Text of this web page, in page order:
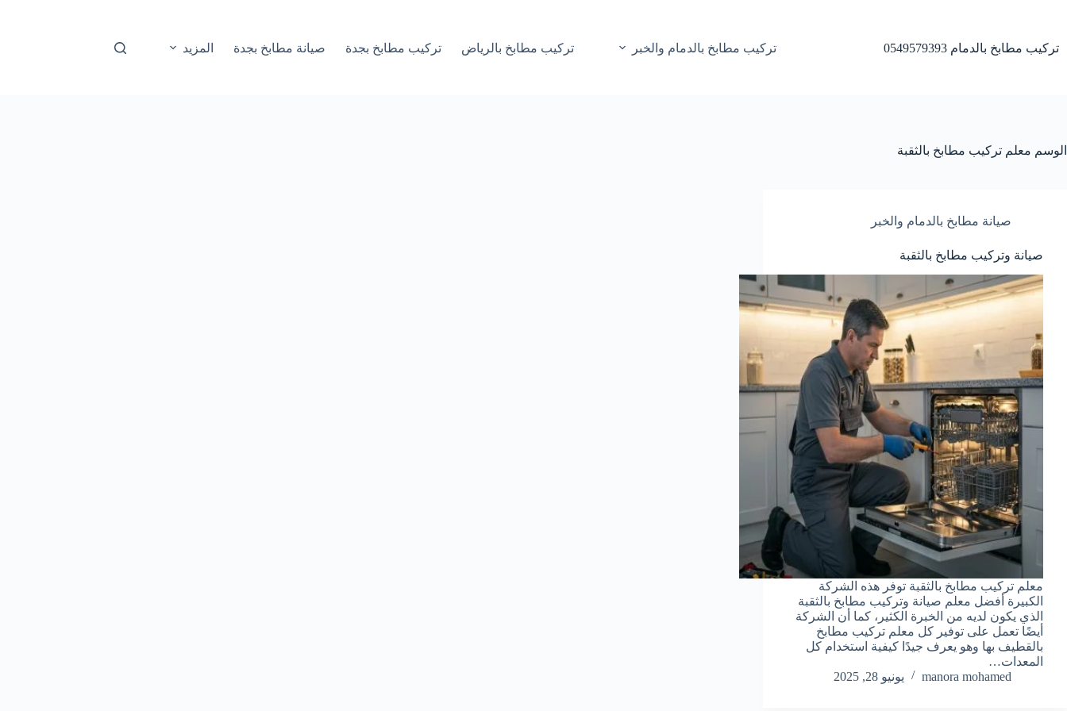
تركيب مطابخ بالدمام 0549579393 تركيب مطابخ بالدمام والخبر تركيب مطابخ بالرياض تركيب مطابخ بجدة صيانة مطابخ بجدة المزيد
الوسم معلم تركيب مطابخ بالثقبة
صيانة مطابخ بالدمام والخبر
صيانة وتركيب مطابخ بالثقبة
معلم تركيب مطابخ بالثقبة توفر هذه الشركة
الكبيرة أفضل معلم صيانة وتركيب مطابخ بالثقبة
الذي يكون لديه من الخبرة الكثير، كما أن الشركة
أيضًا تعمل على توفير كل معلم تركيب مطابخ
بالقطيف بها وهو يعرف جيدًا كيفية استخدام كل
المعدات…
manora mohamed
يونيو 28, 2025